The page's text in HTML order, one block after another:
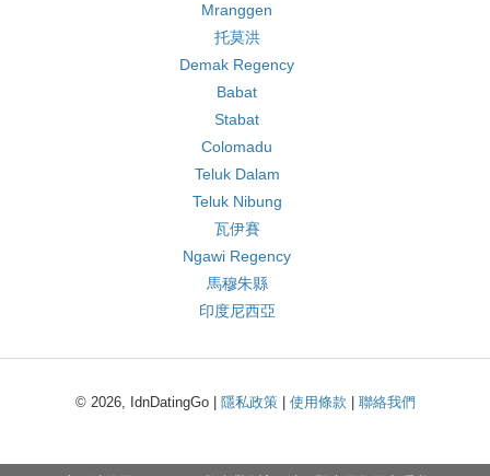
Mranggen
托莫洪
Demak Regency
Babat
Stabat
Colomadu
Teluk Dalam
Teluk Nibung
瓦伊賽
Ngawi Regency
馬穆朱縣
印度尼西亞
© 2026, IdnDatingGo | 隱私政策| 使用條款 聯絡我們